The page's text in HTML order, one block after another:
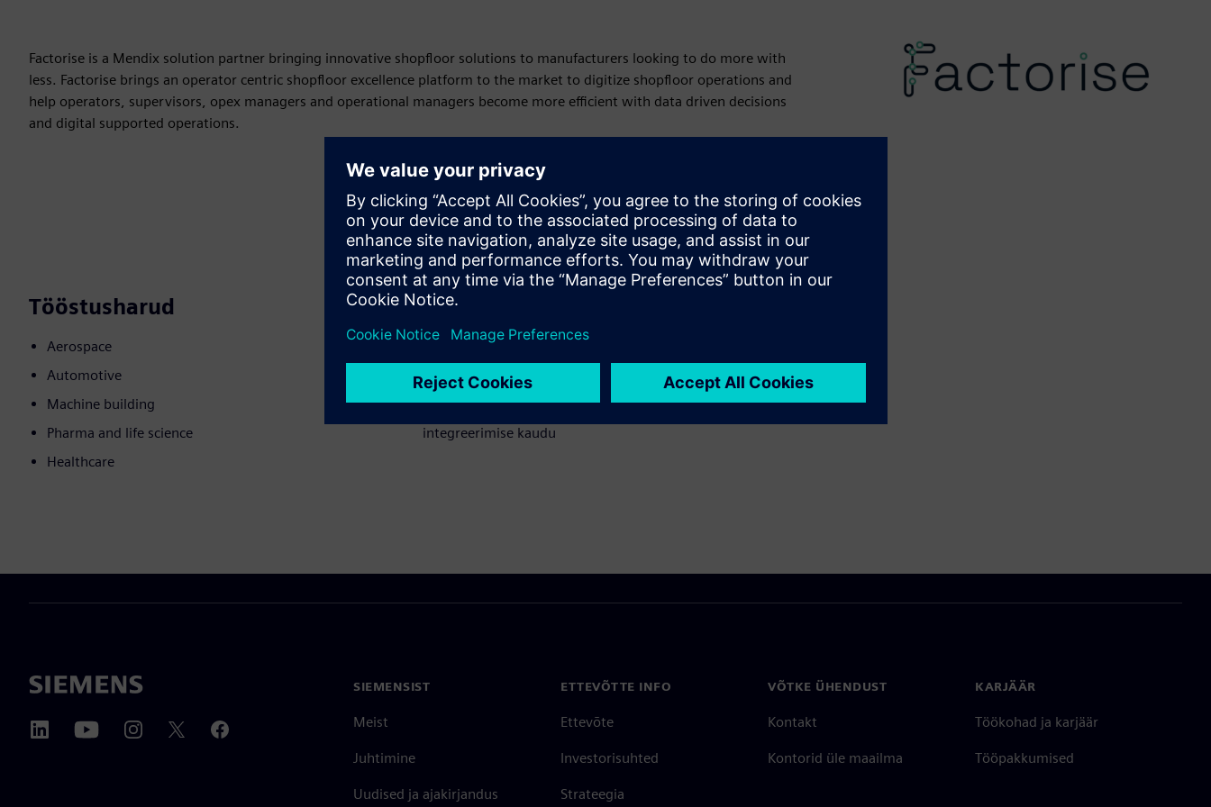
Factorise is a Mendix solution partner bringing innovative shopfloor solutions to manufacturers looking to do more with
less. Factorise brings an operator centric shopfloor excellence platform to the market to digitize shopfloor operations and
help operators, supervisors, opex managers and operational managers become more efficient with data driven decisions
and digital supported operations.
Tööstusharud
Aerospace
Automotive
Machine building
Pharma and life science
Healthcare
Liikumine
Laiendab või tugineb Siemens Xcelerator
tootele/lahendusele, luues uue toote või loob uue
integreerimise kaudu
SIEMENSIST
Meist
Juhtimine
Uudised ja ajakirjandus
ETTEVÕTTE INFO
Ettevõte
Investorisuhted
Strateegia
VÕTKE ÜHENDUST
Kontakt
Kontorid üle maailma
KARJÄÄR
Töökohad ja karjäär
Tööpakkumised